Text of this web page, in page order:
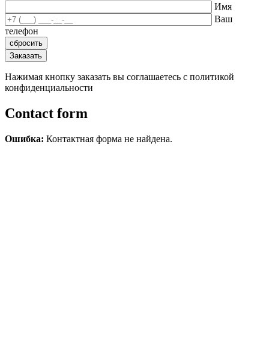
Имя
Ваш
телефон
Нажимая кнопку заказать вы соглашаетесь с политикой
конфиденциальности
Contact form
Ошибка: Контактная форма не найдена.